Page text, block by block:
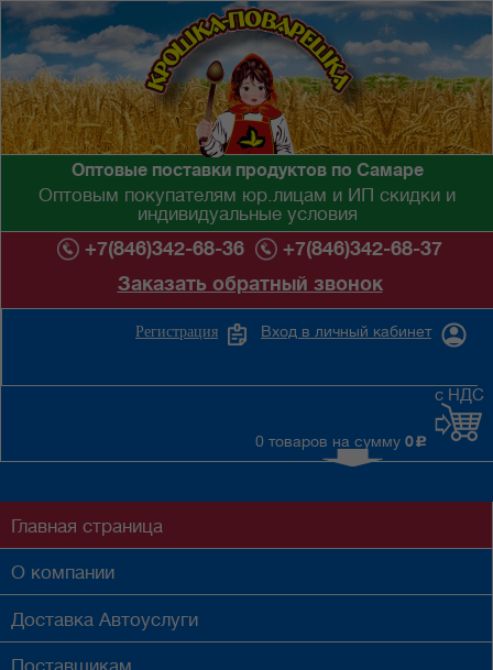
Оптовые поставки продуктов по Самаре
Оптовым покупателям юр.лицам и ИП скидки и
индивидуальные условия
+7(846)342-68-36
+7(846)342-68-37
Заказать обратный звонок
Вход в личный кабинет
Регистрация
0 товаров на сумму 0 c
с НДС
Главная страница
О компании
Доставка Автоуслуги